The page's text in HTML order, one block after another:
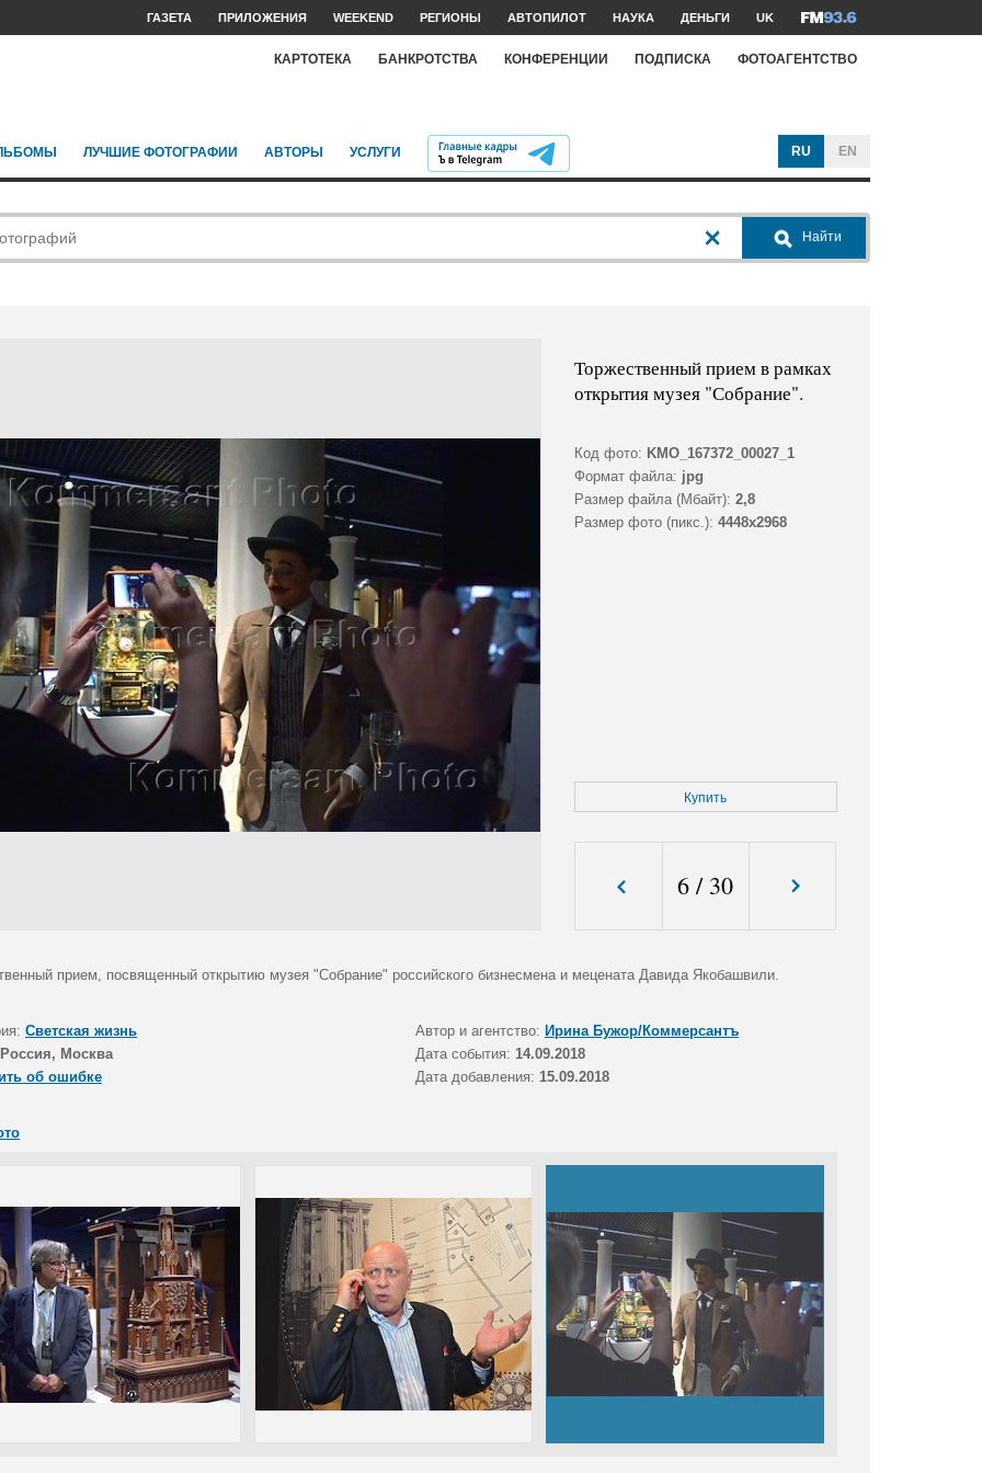
ГАЗЕТА ПРИЛОЖЕНИЯ WEEKEND РЕГИОНЫ АВТОПИЛОТ НАУКА ДЕНЬГИ UK
КАРТОТЕКА БАНКРОТСТВА КОНФЕРЕНЦИИ ПОДПИСКА ФОТОАГЕНТСТВО
ЛУЧШИЕ ФОТОГРАФИИ АВТОРЫ УСЛУГИ RU EN
Найти
Торжественный прием в рамках
открытия музея "Собрание".
Код фото: KMO_167372_00027_1
Формат файла: jpg
Размер файла (Мбайт): 2,8
Размер фото (пикс.): 4448x2968
Купить
6 / 30
прием, посвященный открытию музея "Собрание" российского бизнесмена и мецената Давида Якобашвили.
Светская жизнь Автор и агентство: Ирина Бужор/Коммерсантъ
Россия, Москва Дата события: 14.09.2018
об ошибке
Дата добавления: 15.09.2018